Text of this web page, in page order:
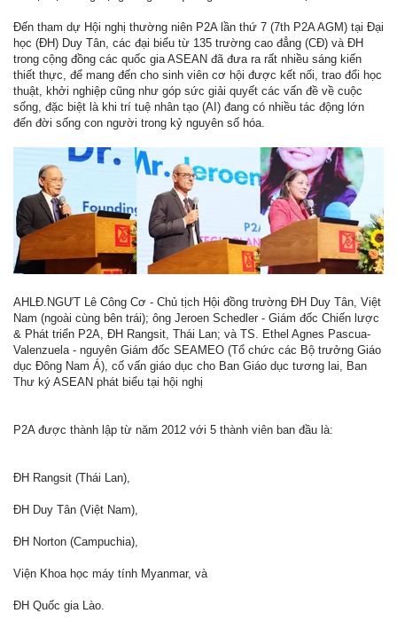
Đến tham dự Hội nghị thường niên P2A lần thứ 7 (7th P2A AGM) tại Đại
học (ĐH) Duy Tân, các đại biểu từ 135 trường cao đẳng (CĐ) và ĐH
trong cộng đồng các quốc gia ASEAN đã đưa ra rất nhiều sáng kiến
thiết thực, để mang đến cho sinh viên cơ hội được kết nối, trao đổi học
thuật, khởi nghiệp cũng như góp sức giải quyết các vấn đề về cuộc
sống, đặc biệt là khi trí tuệ nhân tạo (AI) đang có nhiều tác động lớn
đến đời sống con người trong kỷ nguyên số hóa.
AHLĐ.NGƯT Lê Công Cơ - Chủ tịch Hội đồng trường ĐH Duy Tân, Việt
Nam (ngoài cùng bên trái); ông Jeroen Schedler - Giám đốc Chiến lược
& Phát triển P2A, ĐH Rangsit, Thái Lan; và TS. Ethel Agnes Pascua-
Valenzuela - nguyên Giám đốc SEAMEO (Tổ chức các Bộ trưởng Giáo
dục Đông Nam Á), cố vấn giáo dục cho Ban Giáo dục tương lai, Ban
Thư ký ASEAN phát biểu tại hội nghị
P2A được thành lập từ năm 2012 với 5 thành viên ban đầu là:
ĐH Rangsit (Thái Lan),
ĐH Duy Tân (Việt Nam),
ĐH Norton (Campuchia),
Viện Khoa học máy tính Myanmar, và
ĐH Quốc gia Lào.